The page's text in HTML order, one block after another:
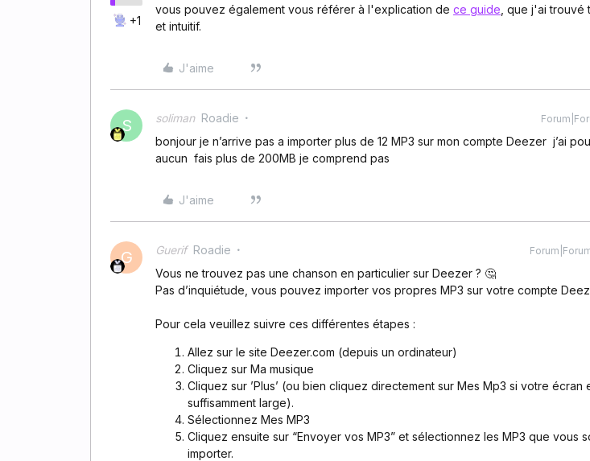
+1
vous pouvez également vous référer à l'explication de ce guide , que j'ai trouvé
et intuitif.
J'aime
S soliman Roadie
bonjour je n’arrive pas a importer plus de 12 MP3 sur mon compte Deezer j’ai
aucun fais plus de 200MB je comprend pas
J'aime
G Guerif Roadie
Vous ne trouvez pas une chanson en particulier sur Deezer ? 🤔
Pas d’inquiétude, vous pouvez importer vos propres MP3 sur votre compte
Pour cela veuillez suivre ces différentes étapes :
Allez sur le site Deezer.com (depuis un ordinateur)
Cliquez sur Ma musique
Cliquez sur ’Plus’ (ou bien cliquez directement sur Mes Mp3 si votre écran
suffisamment large).
Sélectionnez Mes MP3
Cliquez ensuite sur “Envoyer vos MP3” et sélectionnez les MP3 que vous
importer.